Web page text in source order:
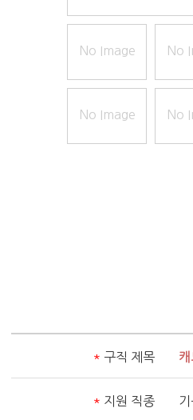
No Image No
No Image No
* 구직 제목
* 지원 직종